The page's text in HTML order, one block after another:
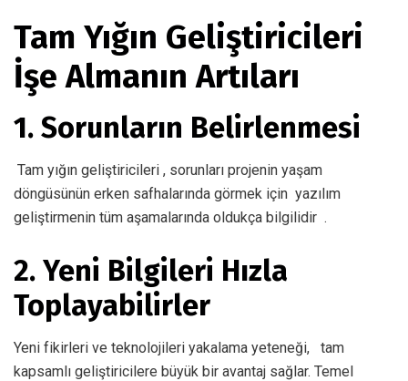
Tam Yığın Geliştiricileri
İşe Almanın Artıları
1. Sorunların Belirlenmesi
Tam yığın geliştiricileri , sorunları projenin yaşam
döngüsünün erken safhalarında görmek için yazılım
geliştirmenin tüm aşamalarında oldukça bilgilidir .
2. Yeni Bilgileri Hızla
Toplayabilirler
Yeni fikirleri ve teknolojileri yakalama yeteneği, tam
kapsamlı geliştiricilere büyük bir avantaj sağlar. Temel